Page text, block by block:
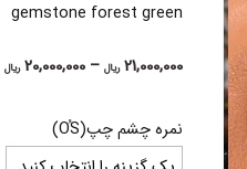
gemstone forest green
21,000,000 ریال –
20,000,000 ریال
نمره چشم چپ(OُS)